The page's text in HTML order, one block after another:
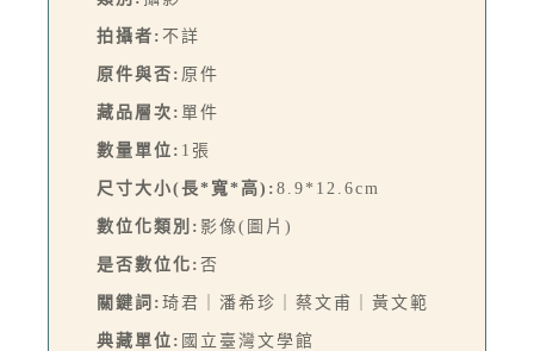
拍攝者: 不詳
原件與否: 原件
藏品層次: 單件
數量單位: 1張
尺寸大小(長*寬*高): 8.9*12.6cm
數位化類別: 影像(圖片)
是否數位化: 否
關鍵詞: 琦君｜潘希珍｜蔡文甫｜黃文範
典藏單位: 國立臺灣文學館